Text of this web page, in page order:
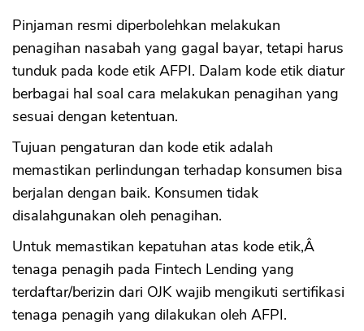
Pinjaman resmi diperbolehkan melakukan
penagihan nasabah yang gagal bayar, tetapi harus
tunduk pada kode etik AFPI. Dalam kode etik diatur
berbagai hal soal cara melakukan penagihan yang
sesuai dengan ketentuan.
Tujuan pengaturan dan kode etik adalah
memastikan perlindungan terhadap konsumen bisa
berjalan dengan baik. Konsumen tidak
disalahgunakan oleh penagihan.
Untuk memastikan kepatuhan atas kode etik,Â
tenaga penagih pada Fintech Lending yang
terdaftar/berizin dari OJK wajib mengikuti sertifikasi
tenaga penagih yang dilakukan oleh AFPI.
CANCEL